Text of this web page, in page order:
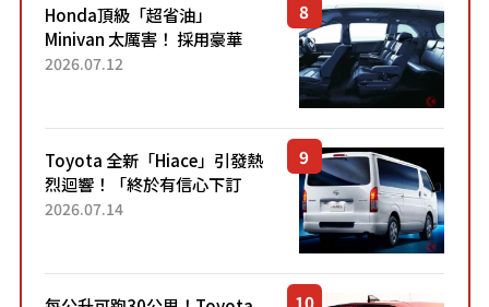
Honda頂級「超省油」
Minivan 太厲害！ 採用豪華
「真皮座椅」與專屬「黑色內
「三...
2026.07.12
Toyota 全新「Hiace」引發熱
烈迴響！「終於有信心下訂
了！」「哪個等級交車最
車？...
2026.07.14